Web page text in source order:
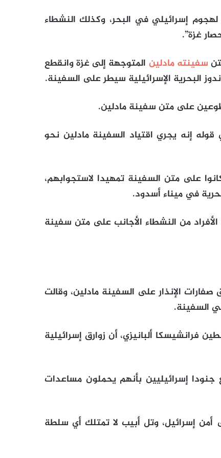
إسرائيلي في البحر، وكذلك النشطاء
غزة”.
سفينته مادلين المتوجهة إلى غزة وانقطع
البحرية الإسرائيلية سيطر على السفينة.
على متن سفينة مادلين.
إنه يجري اقتياد السفينة مادلين نحو
على متن السفينة تمهيدا لاستجوابهم،
في ميناء أسدود.
من النشطاء الأجانب على متن سفينة
صفارات الإنذار على السفينة مادلين، وقالت
السفينة.
فرانشيسكا ألبانيزي، أن زوارق إسرائيلية
إسرائيليين بأنهم يحملون مساعدات
إسرائيل، وتل أبيب لا تمتلك أي سلطة